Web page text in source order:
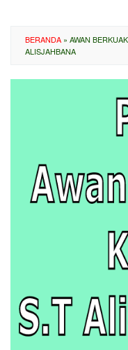
BERANDA » AWAN
ALISJAHBANA